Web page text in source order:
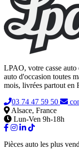
LPAO, votre casse auto
auto d'occasion toutes
mois, livrées partout en
03 74 47 59 50
Alsace, France
Lun-Ven 9h-18h
Pièces auto les plus